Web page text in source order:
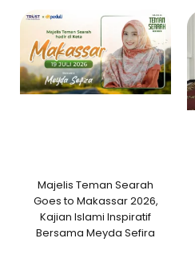
Majelis Teman Searah
Goes to Makassar 2026,
Kajian Islami Inspiratif
Bersama Meyda Sefira